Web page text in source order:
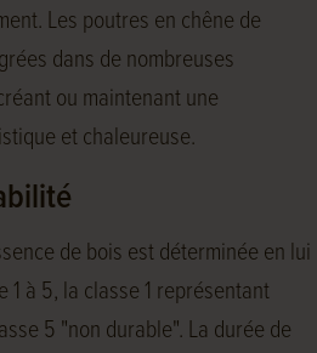
Les poutres en chêne de
dans de nombreuses
ou maintenant une
et chaleureuse.
de bois est déterminée en lui
1 à 5, la classe 1 représentant
5 "non durable". La durée de